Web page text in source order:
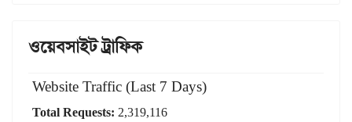
ওয়েবসাইট ট্রাফিক
Website Traffic (Last 7 Days)
Total Requests: 2,319,116